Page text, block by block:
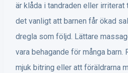
är klåda i tandraden eller irriterat
det vanligt att barnen får ökad
dregla som följd. Lättare
vara behagande för många barn.
mjuk bitring eller att föräldrarna